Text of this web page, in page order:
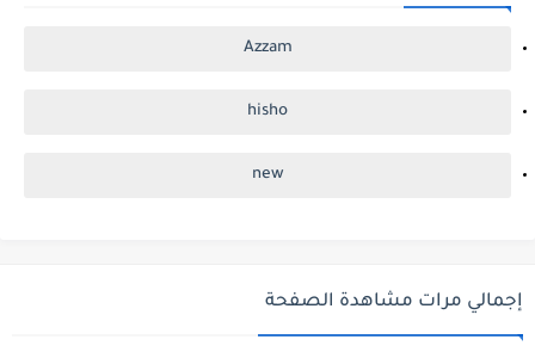
Azzam
hisho
new
إجمالي مرات مشاهدة الصفحة